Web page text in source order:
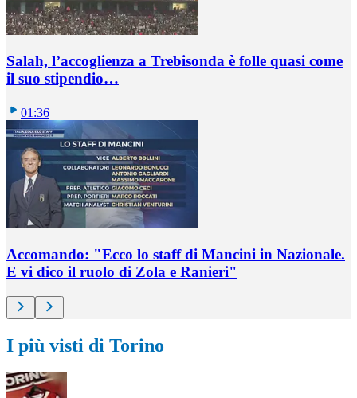
Salah, l’accoglienza a Trebisonda è folle quasi come
il suo stipendio…
01:36
Accomando: "Ecco lo staff di Mancini in Nazionale.
E vi dico il ruolo di Zola e Ranieri"
I più visti di Torino